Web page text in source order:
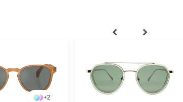
+2